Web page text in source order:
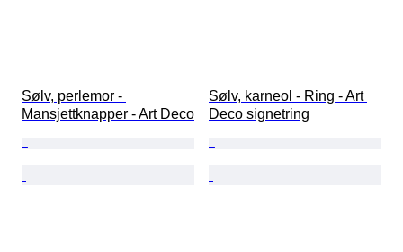
Sølv, perlemor -
Mansjettknapper - Art Deco
Sølv, karneol - Ring - Art
Deco signetring